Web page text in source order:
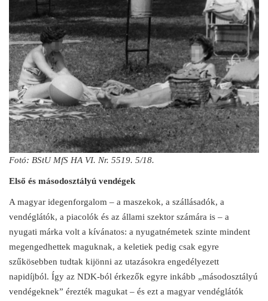
Fotó: BStU MfS HA VI. Nr. 5519. 5/18.
Első és másodosztályú vendégek
A magyar idegenforgalom – a maszekok, a szállásadók, a
vendéglátók, a piacolók és az állami szektor számára is – a
nyugati márka volt a kívánatos: a nyugatnémetek szinte mindent
megengedhettek maguknak, a keletiek pedig csak egyre
szűkösebben tudtak kijönni az utazásokra engedélyezett
napidíjból. Így az NDK-ból érkezők egyre inkább „másodosztályú
vendégeknek” érezték magukat – és ezt a magyar vendéglátók